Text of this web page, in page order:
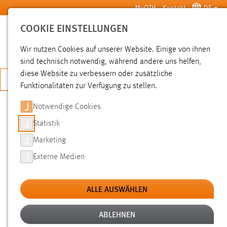
Zum Hauptinhalt springen MyOTH Kontakt DE
SUCHE
JETZT BEWERBEN
SUCHE
FILTER
Typ
Erstellungsdatum
COOKIE EINSTELLUNGEN
Wir nutzen Cookies auf unserer Website. Einige von ihnen
sind technisch notwendig, während andere uns helfen,
diese Website zu verbessern oder zusätzliche
Funktionalitäten zur Verfügung zu stellen.
Notwendige Cookies
Statistik
Marketing
Externe Medien
ALLE AUSWÄHLEN
ABLEHNEN